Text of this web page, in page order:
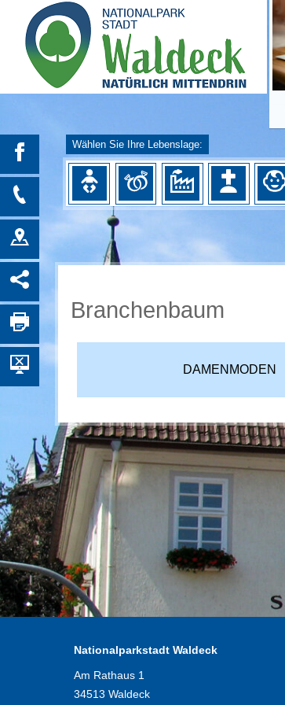
Wählen Sie Ihre Lebenslage:
Branchenbaum
DAMENMODEN
Nationalparkstadt Waldeck
Am Rathaus 1
34513 Waldeck